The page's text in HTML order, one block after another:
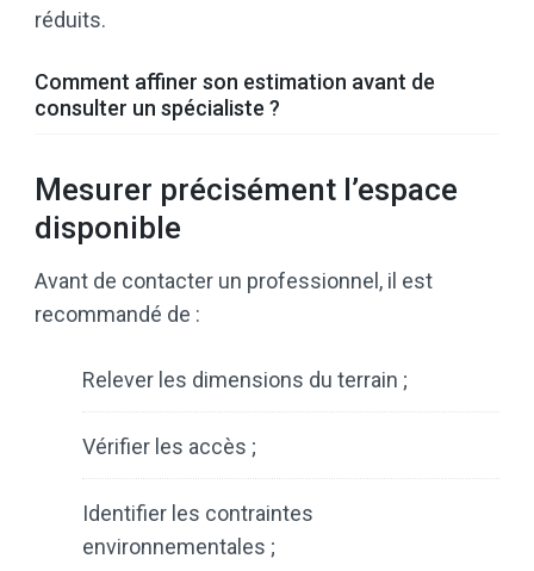
réduits.
Comment affiner son estimation avant de
consulter un spécialiste ?
Mesurer précisément l’espace
disponible
Avant de contacter un professionnel, il est
recommandé de :
Relever les dimensions du terrain ;
Vérifier les accès ;
Identifier les contraintes
environnementales ;